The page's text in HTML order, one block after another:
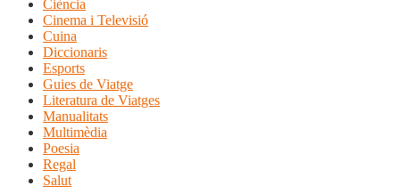
Ciència
Cinema i Televisió
Cuina
Diccionaris
Esports
Guies de Viatge
Literatura de Viatges
Manualitats
Multimèdia
Poesia
Regal
Salut